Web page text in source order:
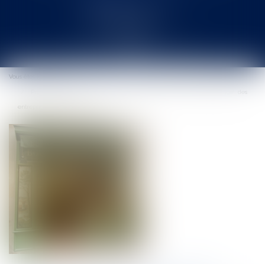
Ouvrir
le
menu
Vous êtes ici :
entreprises concurrentes